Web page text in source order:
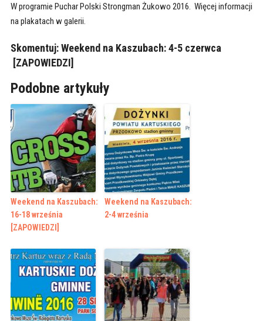
W programie Puchar Polski Strongman Żukowo 2016. Więcej informacji
na plakatach w galerii.
Skomentuj:Weekend na Kaszubach: 4-5 czerwca
[ZAPOWIEDZI]
Podobne artykuły
Weekend na Kaszubach:
16-18 września
[ZAPOWIEDZI]
Weekend na Kaszubach:
2-4 września